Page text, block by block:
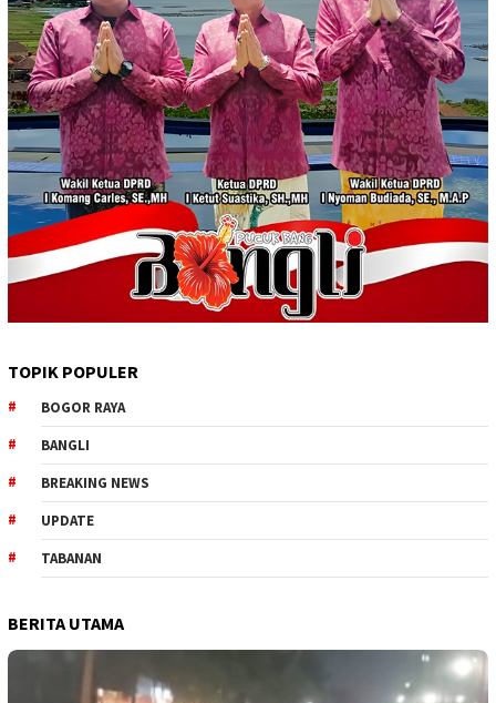
TOPIK POPULER
BOGOR RAYA
BANGLI
BREAKING NEWS
UPDATE
TABANAN
BERITA UTAMA